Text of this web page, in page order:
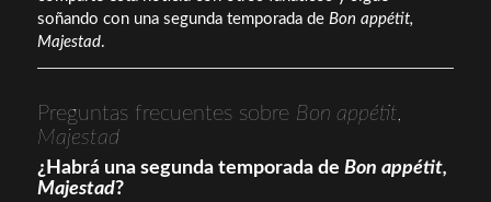
soñando con una segunda temporada de Bon appétit,
Majestad.
Preguntas frecuentes sobre Bon appétit,
Majestad
¿Habrá una segunda temporada de Bon appétit,
Majestad?